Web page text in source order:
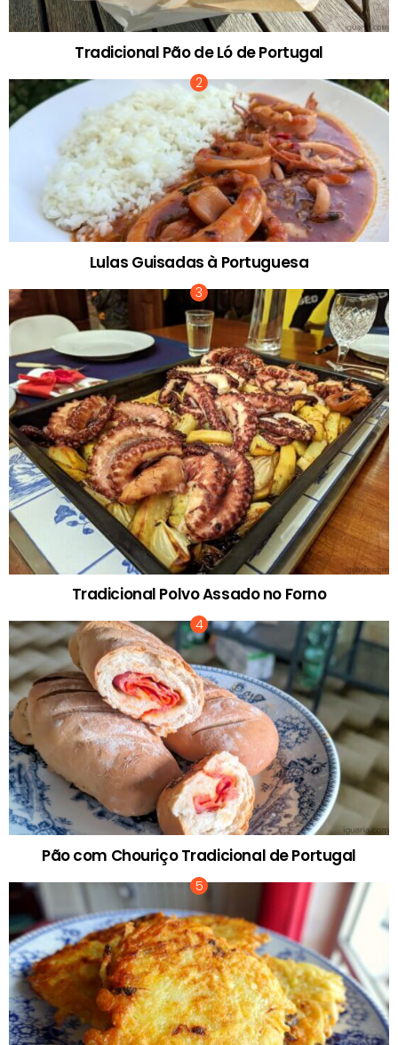
Tradicional Pão de Ló de Portugal
Lulas Guisadas à Portuguesa
Tradicional Polvo Assado no Forno
Pão com Chouriço Tradicional de Portugal